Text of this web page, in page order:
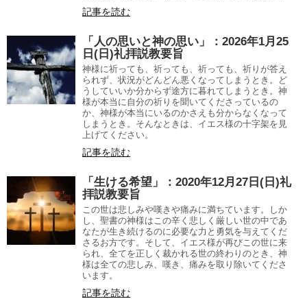
記事を読む
「人の思いと神の思い」：2026年1月25
日(日)礼拝説教要旨
神様に祈っても、祈っても、祈っても、祈りが答え
られず、状況がどんどん悪くなってしまうとき。ど
うしていいか分からず途方に暮れてしまうとき。神
様が本当に自分の祈りを聞いてくださっているの
か、神様が本当にいるのかさえも分からなくなって
しまうとき。そんなときは、イエス様の十字架を見
上げてください。
記事を読む
「生ける希望」：2020年12月27日(日)礼
拝説教要旨
この世は悲しみや嘆きや痛みに満ちています。しか
し、聖書の神様はこの辛く悲しく厳しい世の中であ
なたが生き続けるのに必要な力と勇気を与えてくだ
さるお方です。そして、イエス様が再びこの世に来
られ、全てを正しく裁かれる世の終わりのとき、神
様は全ての悲しみ、嘆き、痛みを取り除いてくださ
います。
記事を読む